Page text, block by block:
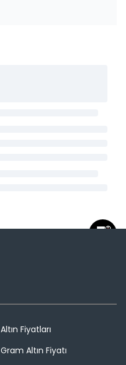
Altın Fiyatları
Gram Altın Fiyatı